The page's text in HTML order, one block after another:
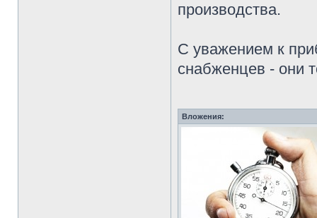
производства.
С уважением к
снабженцев - они
Вложения: